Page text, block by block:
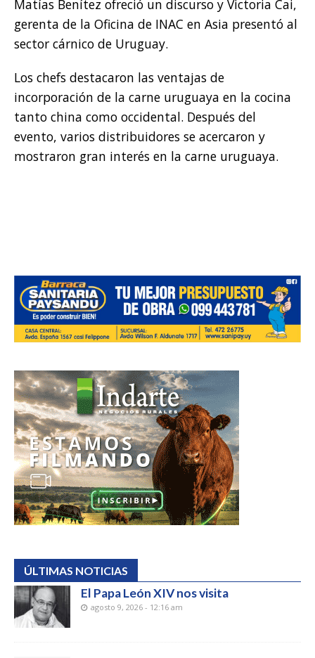
Matías Benítez ofreció un discurso y Victoria Cai,
gerenta de la Oficina de INAC en Asia presentó al
sector cárnico de Uruguay.
Los chefs destacaron las ventajas de
incorporación de la carne uruguaya en la cocina
tanto china como occidental. Después del
evento, varios distribuidores se acercaron y
mostraron gran interés en la carne uruguaya.
ÚLTIMAS NOTICIAS
El Papa León XIV nos visita
agosto 9, 2026 - 12:16 am